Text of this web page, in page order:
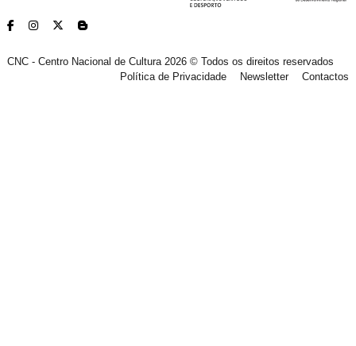
CNC - Centro Nacional de Cultura 2026 © Todos os direitos reservados
Política de Privacidade
Newsletter Contactos